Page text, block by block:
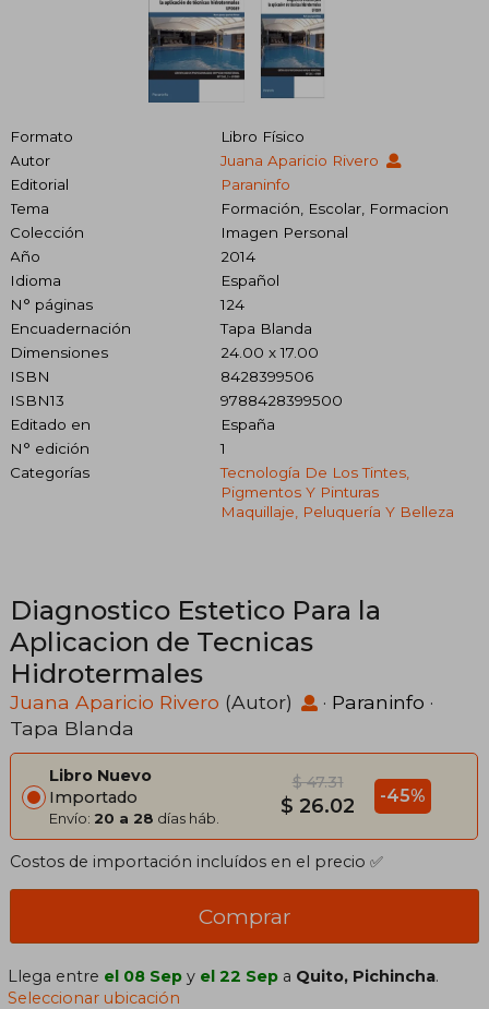
Formato
Libro Físico
Autor
Juana Aparicio Rivero
Editorial
Paraninfo
Tema
Formación, Escolar, Formacion
Colección
Imagen Personal
Año
2014
Idioma
Español
N° páginas
124
Encuadernación
Tapa Blanda
Dimensiones
24.00 x 17.00
ISBN
8428399506
ISBN13
9788428399500
Editado en
España
N° edición
1
Categorías
Tecnología De Los Tintes,
Pigmentos Y Pinturas
Maquillaje, Peluquería Y Belleza
Diagnostico Estetico Para la
Aplicacion de Tecnicas
Hidrotermales
Juana Aparicio Rivero (Autor) · Paraninfo ·
Tapa Blanda
Libro Nuevo
Importado
Envío: 20 a 28 días háb.
$ 47.31
$ 26.02 -45%
Costos de importación incluídos en el precio ✅
Comprar
Llega entre el 08 Sep y el 22 Sep a Quito, Pichincha.
Seleccionar ubicación